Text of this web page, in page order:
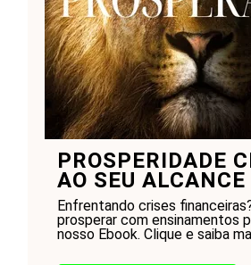
PROSPERIDADE
AO SEU ALCANCE
Enfrentando crises
prosperar com ensinamentos
nosso Ebook. Clique e saiba